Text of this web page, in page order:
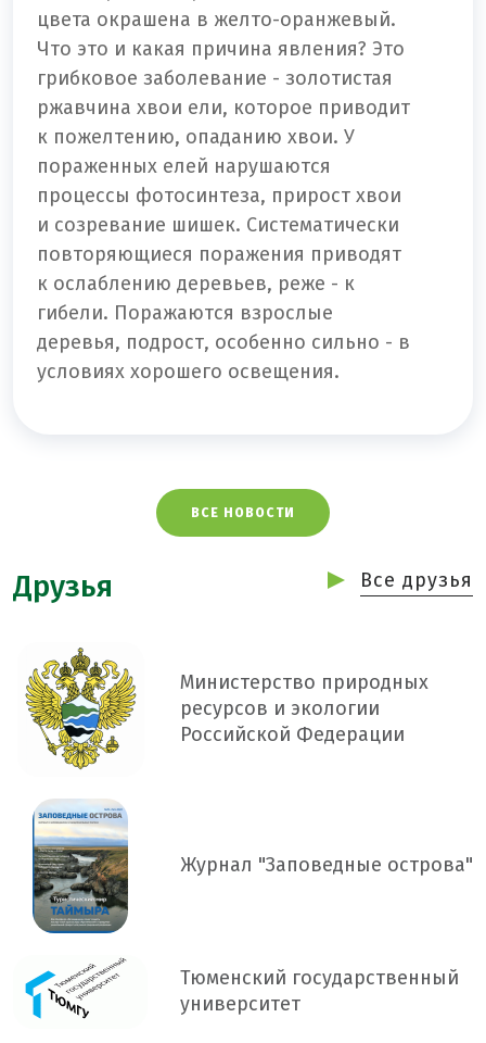
цвета окрашена в желто-оранжевый.
Что это и какая причина явления? Это
грибковое заболевание - золотистая
ржавчина хвои ели, которое приводит
к пожелтению, опаданию хвои. У
пораженных елей нарушаются
процессы фотосинтеза, прирост хвои
и созревание шишек. Систематически
повторяющиеся поражения приводят
к ослаблению деревьев, реже - к
гибели. Поражаются взрослые
деревья, подрост, особенно сильно - в
условиях хорошего освещения.
ВСЕ НОВОСТИ
Друзья
Министерство природных
ресурсов и экологии
Российской Федерации
Журнал "Заповедные острова"
Тюменский государственный
университет
Все друзья